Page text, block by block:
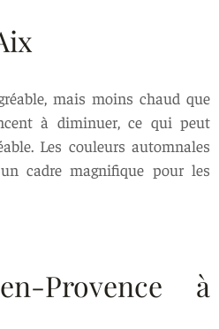
mais moins chaud que
à diminuer, ce qui peut
Les couleurs automnales
cadre magnifique pour les
Provence à